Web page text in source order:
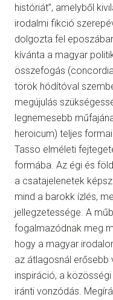
históriát”, amelyből
irodalmi fikció
dolgozta fel
kívánta a magyar
összefogás
török hódítóval
megújulás
legnemesebb
heroicum) teljes
Tasso elméleti
formába. Az égi és
a csatajelenetek
mind a barokk ízlés,
jellegzetessége. A
fogalmazódnak meg
hogy a magyar
az átlagosnál
inspiráció, a
iránti vonzódás.